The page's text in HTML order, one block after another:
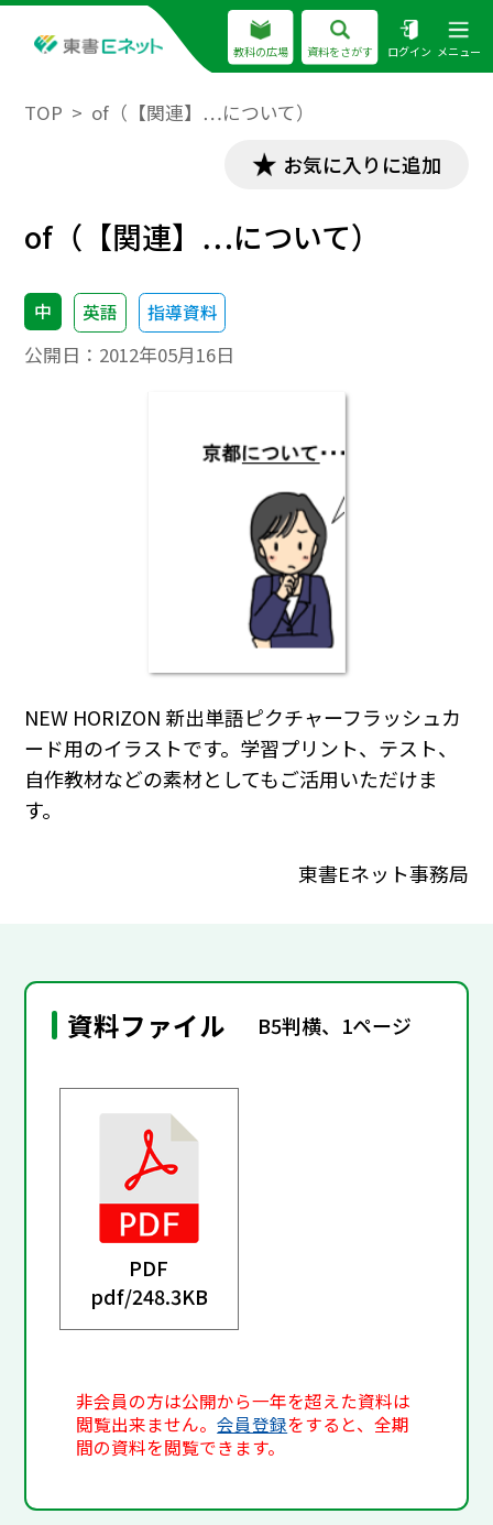
教科の広場 資料をさがす ログイン メニュー
TOP of（【関連】…について）
お気に入りに追加
of（【関連】…について）
中 英語 指導資料
公開日： 2012年05月16日
NEW HORIZON 新出単語ピクチャーフラッシュカ
ード用のイラストです。学習プリント、テスト、
自作教材などの素材としてもご活用いただけま
す。
東書Eネット事務局
資料ファイル B5判横、1ページ
PDF
pdf/248.3KB
非会員の方は公開から一年を超えた資料は
閲覧出来ません。会員登録をすると、全期
間の資料を閲覧できます。